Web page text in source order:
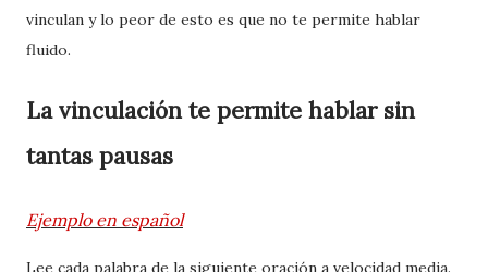
vinculan y lo peor de esto es que no te permite hablar
fluido.
La vinculación te permite hablar sin
tantas pausas
Ejemplo en español
Lee cada palabra de la siguiente oración a velocidad media.